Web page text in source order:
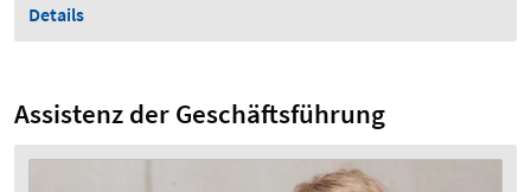
Details
Assistenz der Geschäftsführung